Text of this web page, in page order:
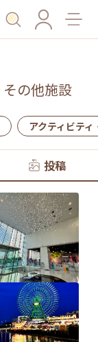
その他施設
アクティビティ
投稿